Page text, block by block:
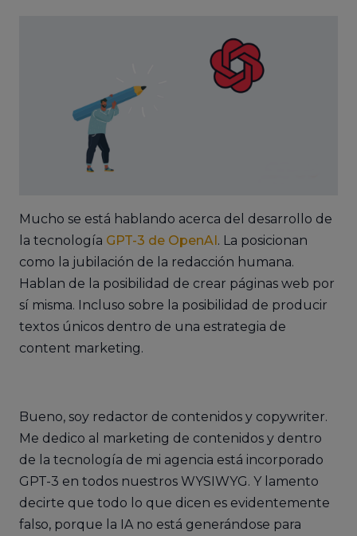
Mucho se está hablando acerca del desarrollo de
la tecnología GPT-3 de OpenAI. La posicionan
como la jubilación de la redacción humana.
Hablan de la posibilidad de crear páginas web por
sí misma. Incluso sobre la posibilidad de producir
textos únicos dentro de una estrategia de
content marketing.
Bueno, soy redactor de contenidos y copywriter.
Me dedico al marketing de contenidos y dentro
de la tecnología de mi agencia está incorporado
GPT-3 en todos nuestros WYSIWYG. Y lamento
decirte que todo lo que dicen es evidentemente
falso, porque la IA no está generándose para